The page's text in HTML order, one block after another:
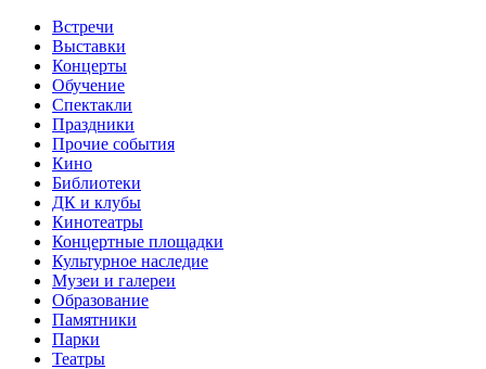
Встречи
Выставки
Концерты
Обучение
Спектакли
Праздники
Прочие события
Кино
Библиотеки
ДК и клубы
Кинотеатры
Концертные площадки
Культурное наследие
Музеи и галереи
Образование
Памятники
Парки
Театры